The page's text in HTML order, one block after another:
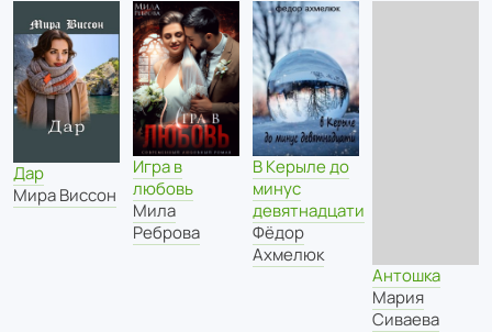
Дар
Мира Виссон
Игра в
любовь
Мила
Реброва
В Керыле до
минус
девятнадцати
Фёдор
Ахмелюк
Антошка
Мария
Сиваева